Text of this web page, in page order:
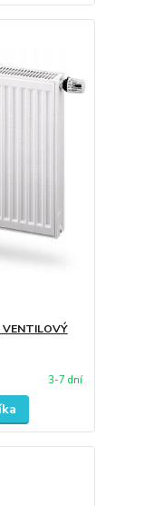
VENTILOVÝ
3-7 dní